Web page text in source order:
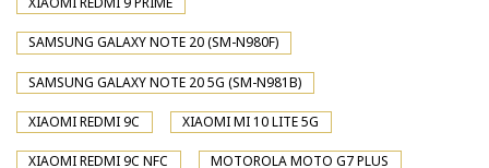
SAMSUNG GALAXY NOTE 20 (SM-N980F)
SAMSUNG GALAXY NOTE 20 5G (SM-N981B)
XIAOMI REDMI 9C XIAOMI MI 10 LITE 5G
XIAOMI REDMI 9C NFC MOTOROLA MOTO G7 PLUS